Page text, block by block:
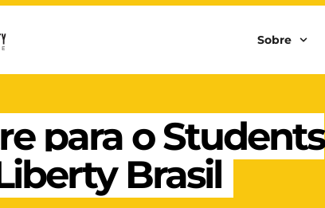
Sobre
para o Students
Brasil